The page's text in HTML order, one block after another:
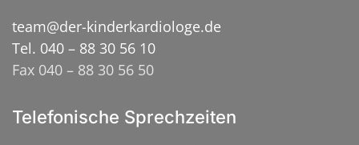
team@der-kinderkardiologe.de
Tel. 040 – 88 30 56 10
Fax 040 – 88 30 56 50
Telefonische Sprechzeiten